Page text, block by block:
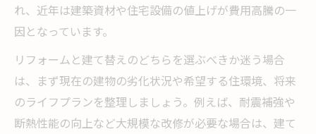
れ、近年は建築資材や住宅設備の値上げが費用高騰の一
因となっています。
リフォームと建て替えのどちらを選ぶべきか迷う場合
は、まず現在の建物の劣化状況や希望する住環境、将来
のライフプランを整理しましょう。例えば、耐震補強や
断熱性能の向上など大規模な改修が必要な場合は、建て